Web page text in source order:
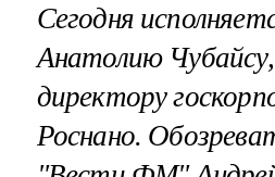
Сегодня
Анатолию Чубайсу,
директору
Роснано.